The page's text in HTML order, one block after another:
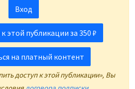
Вход
этой публикации за 350 ₽
на платный контент
доступ к этой публикации», Вы